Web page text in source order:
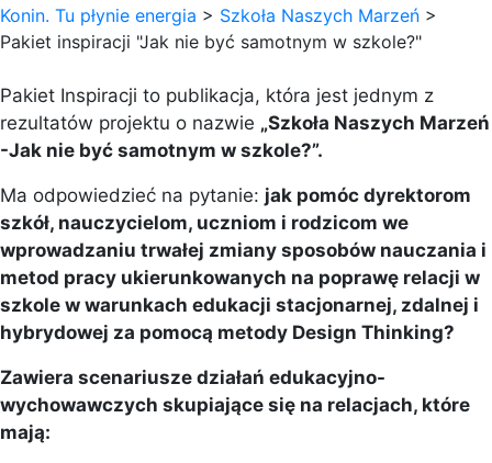
Konin. Tu płynie energia > Szkoła Naszych Marzeń >
Pakiet inspiracji "Jak nie być samotnym w szkole?"
Pakiet Inspiracji to publikacja, która jest jednym z
rezultatów projektu o nazwie „Szkoła Naszych Marzeń
-Jak nie być samotnym w szkole?”.
Ma odpowiedzieć na pytanie: jak pomóc dyrektorom
szkół, nauczycielom, uczniom i rodzicom we
wprowadzaniu trwałej zmiany sposobów nauczania i
metod pracy ukierunkowanych na poprawę relacji w
szkole w warunkach edukacji stacjonarnej, zdalnej i
hybrydowej za pomocą metody Design Thinking?
Zawiera scenariusze działań edukacyjno-
wychowawczych skupiające się na relacjach, które
mają: